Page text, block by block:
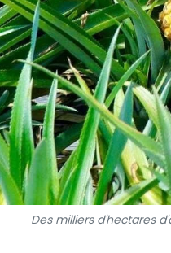
Des milliers d'hectares